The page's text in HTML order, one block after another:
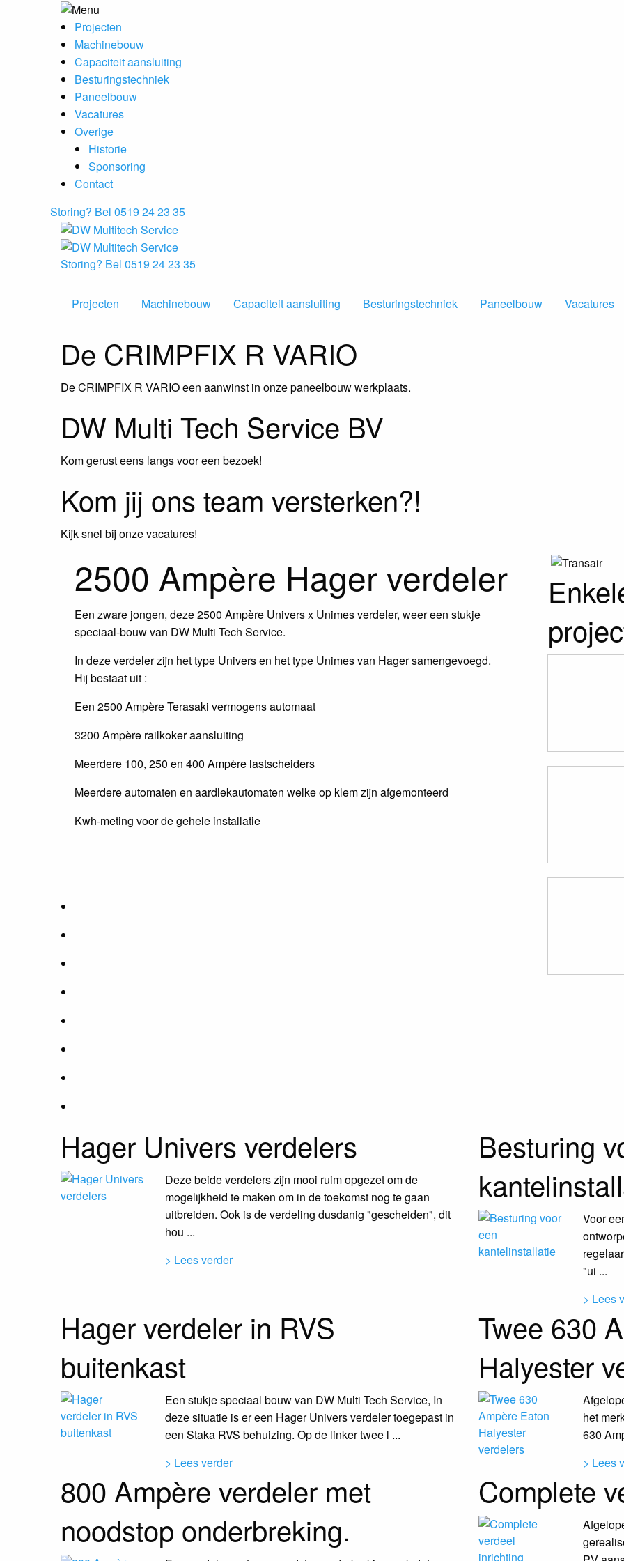
Projecten
Machinebouw
Capaciteit aansluiting
Besturingstechniek
Paneelbouw
Vacatures
Overige
Historie
Sponsoring
Contact
Storing? Bel 0519 24 23 35
Storing? Bel 0519 24 23 35
Projecten Machinebouw Capaciteit aansluiting Besturingstechniek Paneelbouw Vacatures
De CRIMPFIX R VARIO
De CRIMPFIX R VARIO een aanwinst in onze paneelbouw werkplaats.
DW Multi Tech Service BV
Kom gerust eens langs voor een bezoek!
Kom jij ons team versterken?!
Kijk snel bij onze vacatures!
2500 Ampère Hager verdeler
Een zware jongen, deze 2500 Ampère Univers x Unimes verdeler, weer een stukje
speciaal-bouw van DW Multi Tech Service.
In deze verdeler zijn het type Univers en het type Unimes van Hager samengevoegd.
Hij bestaat uit :
Een 2500 Ampère Terasaki vermogens automaat
3200 Ampère railkoker aansluiting
Meerdere 100, 250 en 400 Ampère lastscheiders
Meerdere automaten en aardlekautomaten welke op klem zijn afgemonteerd
Kwh-meting voor de gehele installatie
Hager Univers verdelers
Deze beide verdelers zijn mooi ruim opgezet om de
mogelijkheid te maken om in de toekomst nog te gaan
uitbreiden. Ook is de verdeling dusdanig "gescheiden", dit
hou ...
> Lees verder
Besturing
Voor
"ui ...
> Lees
Hager verdeler in RVS
buitenkast
Een stukje speciaal bouw van DW Multi Tech Service, In
deze situatie is er een Hager Univers verdeler toegepast in
een Staka RVS behuizing. Op de linker twee l ...
> Lees verder
Twee 630
Halyester
het
630
> Lees
800 Ampère verdeler met
noodstop onderbreking.
Complete